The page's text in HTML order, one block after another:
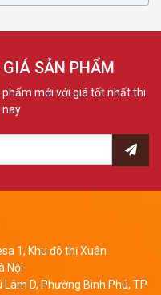
SẢN PHẨM
phẩm mới với giá tốt nhất thi
nay
1, Khu đô thị Xuân
Nội
Lâm D, Phường Bình Phú, TP